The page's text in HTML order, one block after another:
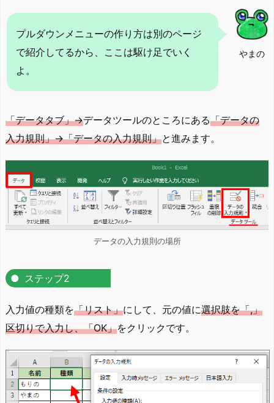
やまの
プルダウンメニューの作り方は別のページ
で紹介してるから、ここは駆け足でいく
よ。
「データタブ」→データツールのところにある「データの
入力規則」→「データの入力規則」と進みます。
データの入力規則の場所
ステップ2
入力値の種類を「リスト」にして、元の値に選択肢を「,」
区切りで入力し、「OK」をクリックです。